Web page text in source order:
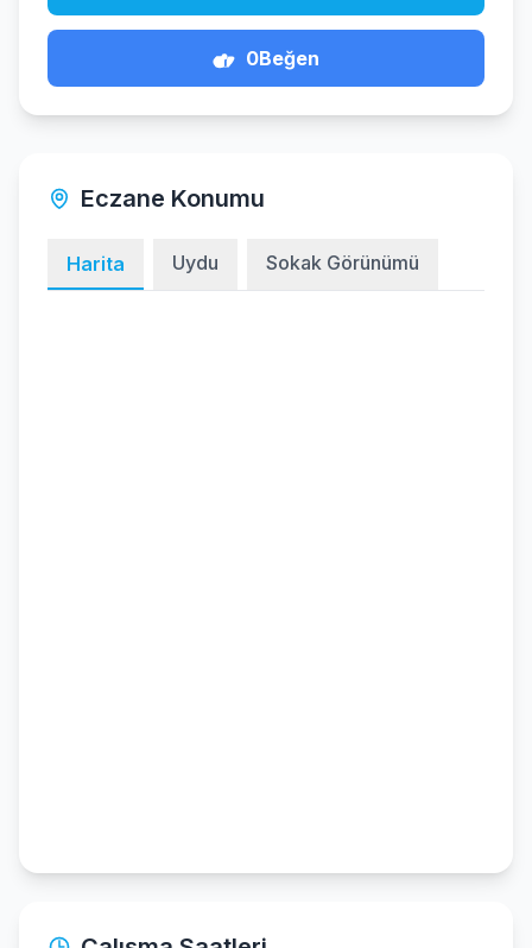
0Beğen
Eczane Konumu
Harita Uydu Sokak Görünümü